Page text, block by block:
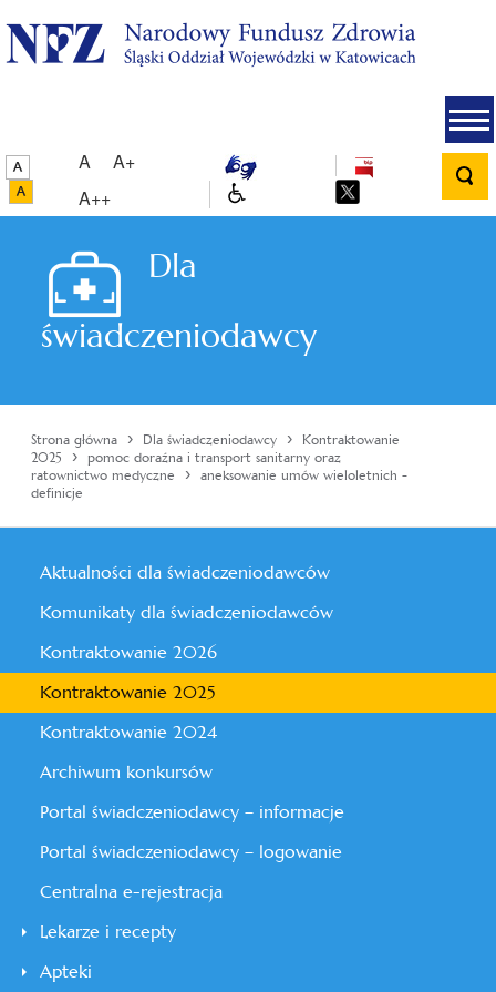
A
A+
A++
Dla
świadczeniodawcy
Strona główna › Dla świadczeniodawcy › Kontraktowanie
2025
› pomoc doraźna i transport sanitarny oraz
ratownictwo medyczne
› aneksowanie umów wieloletnich -
definicje
Aktualności dla świadczeniodawców
Komunikaty dla świadczeniodawców
Kontraktowanie 2026
Kontraktowanie 2025
Kontraktowanie 2024
Archiwum konkursów
Portal świadczeniodawcy – informacje
Portal świadczeniodawcy – logowanie
Centralna e-rejestracja
Lekarze i recepty
Apteki